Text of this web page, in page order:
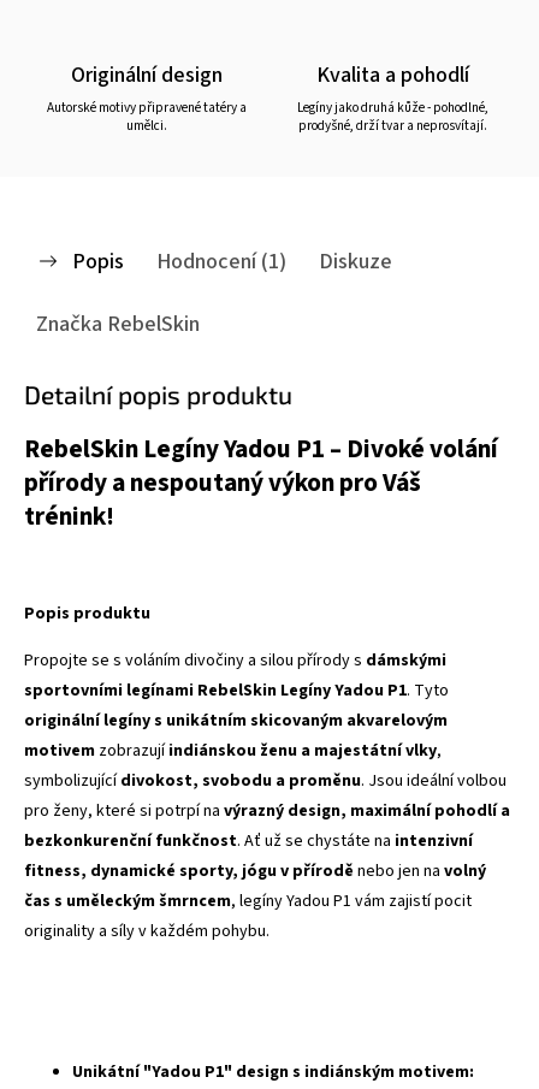
Originální design
Autorské motivy připravené tatéry a
umělci.
Kvalita a pohodlí
Legíny jako druhá kůže - pohodlné,
prodyšné, drží tvar a neprosvítají.
Popis Hodnocení (1)
Diskuze
Značka RebelSkin
Detailní popis produktu
RebelSkin Legíny Yadou P1 – Divoké volání
přírody a nespoutaný výkon pro Váš
trénink!
Popis produktu
Propojte se s voláním divočiny a silou přírody s dámskými
sportovními legínami RebelSkin Legíny Yadou P1. Tyto
originální legíny s unikátním skicovaným akvarelovým
motivem zobrazujíindiánskou ženu a majestátní vlky,
symbolizujícídivokost, svobodu a proměnu. Jsou ideální volbou
pro ženy, které si potrpí na výrazný design, maximální pohodlí a
bezkonkurenční funkčnost. Ať už se chystáte na intenzivní
fitness, dynamické sporty, jógu v přírodě nebo jen na volný
čas s uměleckým šmrncem, legíny Yadou P1 vám zajistí pocit
originality a síly v každém pohybu.
Unikátní "Yadou P1" design s indiánským motivem: